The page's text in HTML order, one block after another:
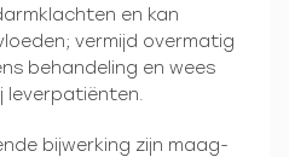
en kan
vermijd overmatig
behandeling en wees
leverpatiënten.
bijwerking zijn maag-